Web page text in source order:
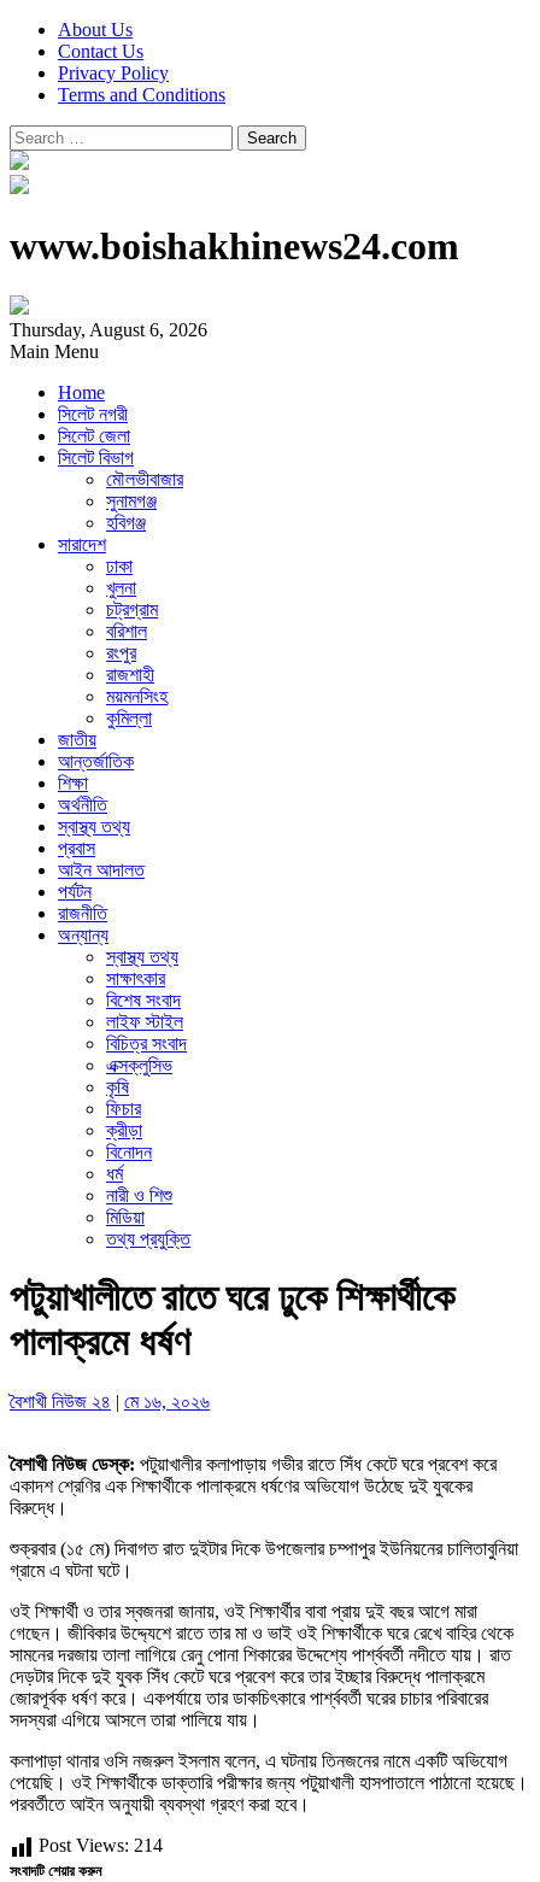
About Us
Contact Us
Privacy Policy
Terms and Conditions
Search
for:
www.boishakhinews24.com
Thursday, August 6, 2026
Main Menu
Home
সিলেট নগরী
সিলেট জেলা
সিলেট বিভাগ
মৌলভীবাজার
সুনামগঞ্জ
হবিগঞ্জ
সারাদেশ
ঢাকা
খুলনা
চট্রগ্রাম
বরিশাল
রংপুর
রাজশাহী
ময়মনসিংহ
কুমিল্লা
জাতীয়
আন্তর্জাতিক
শিক্ষা
অর্থনীতি
স্বাস্থ্য তথ্য
প্রবাস
আইন আদালত
পর্যটন
রাজনীতি
অন্যান্য
স্বাস্থ্য তথ্য
সাক্ষাৎকার
বিশেষ সংবাদ
লাইফ স্টাইল
বিচিত্র সংবাদ
এক্সক্লুসিভ
কৃষি
ফিচার
ক্রীড়া
বিনোদন
ধর্ম
নারী ও শিশু
মিডিয়া
তথ্য প্রযুক্তি
পটুয়াখালীতে রাতে ঘরে ঢুকে শিক্ষার্থীকে
পালাক্রমে ধর্ষণ
বৈশাখী নিউজ ২৪ | মে ১৬, ২০২৬
বৈশাখী নিউজ ডেস্ক: পটুয়াখালীর কলাপাড়ায় গভীর রাতে সিঁধ কেটে ঘরে প্রবেশ করে
একাদশ শ্রেণির এক শিক্ষার্থীকে পালাক্রমে ধর্ষণের অভিযোগ উঠেছে দুই যুবকের
বিরুদ্ধে।
শুক্রবার (১৫ মে) দিবাগত রাত দুইটার দিকে উপজেলার চম্পাপুর ইউনিয়নের চালিতাবুনিয়া
গ্রামে এ ঘটনা ঘটে।
ওই শিক্ষার্থী ও তার স্বজনরা জানায়, ওই শিক্ষার্থীর বাবা প্রায় দুই বছর আগে মারা
গেছেন। জীবিকার উদ্দ্যেশে রাতে তার মা ও ভাই ওই শিক্ষার্থীকে ঘরে রেখে বাহির থেকে
সামনের দরজায় তালা লাগিয়ে রেনু পোনা শিকারের উদ্দেশ্যে পার্শ্ববর্তী নদীতে যায়। রাত
দেড়টার দিকে দুই যুবক সিঁধ কেটে ঘরে প্রবেশ করে তার ইচ্ছার বিরুদ্ধে পালাক্রমে
জোরপূর্বক ধর্ষণ করে। একপর্যায়ে তার ডাকচিৎকারে পার্শ্ববর্তী ঘরের চাচার পরিবারের
সদস্যরা এগিয়ে আসলে তারা পালিয়ে যায়।
কলাপাড়া থানার ওসি নজরুল ইসলাম বলেন, এ ঘটনায় তিনজনের নামে একটি অভিযোগ
পেয়েছি। ওই শিক্ষার্থীকে ডাক্তারি পরীক্ষার জন্য পটুয়াখালী হাসপাতালে পাঠানো হয়েছে।
পরবর্তীতে আইন অনুযায়ী ব্যবস্থা গ্রহণ করা হবে।
Post Views: 214
সংবাদটি শেয়ার করুন